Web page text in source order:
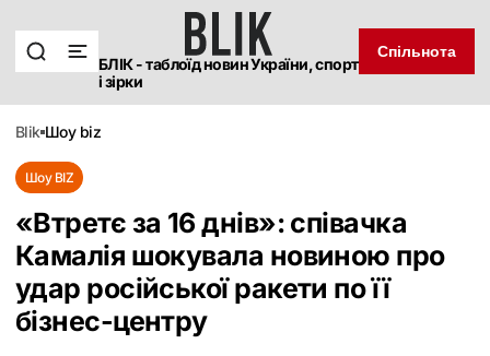
БЛІК - таблоїд новин України, спорт
і зірки
Спільнота
blik шоу biz
Шоу BIZ
«Втретє за 16 днів»: співачка
Камалія шокувала новиною про
удар російської ракети по її
бізнес-центру